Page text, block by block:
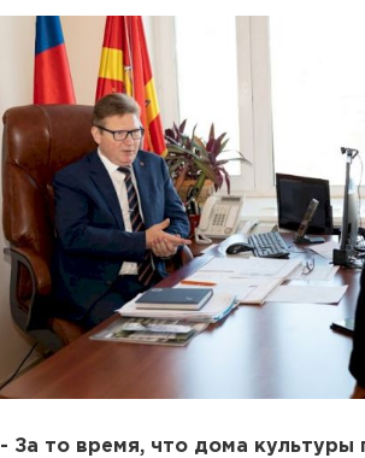
- За то время, что дома культуры